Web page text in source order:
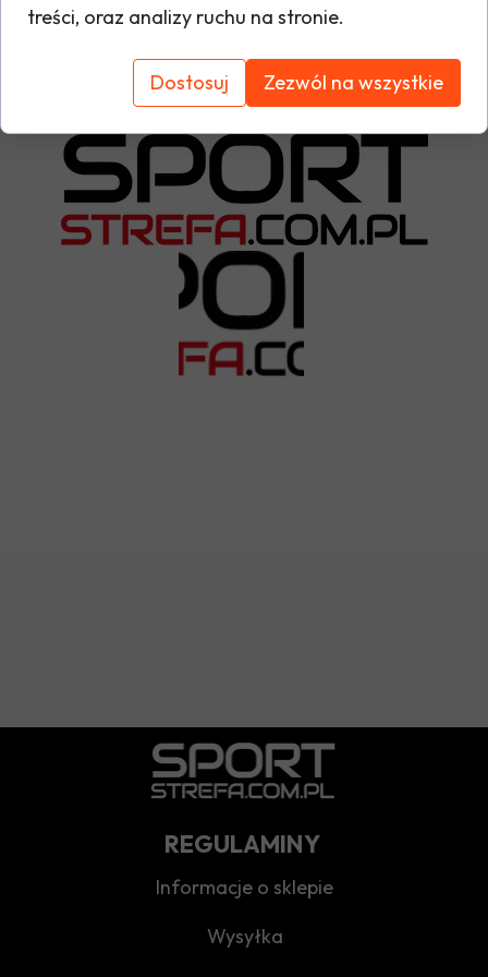
Tabela rozmiarów
REGULAMINY
Wysyłka
Informacje o sklepie
treści, oraz analizy ruchu na stronie.
Dostosuj Zezwól na wszystkie